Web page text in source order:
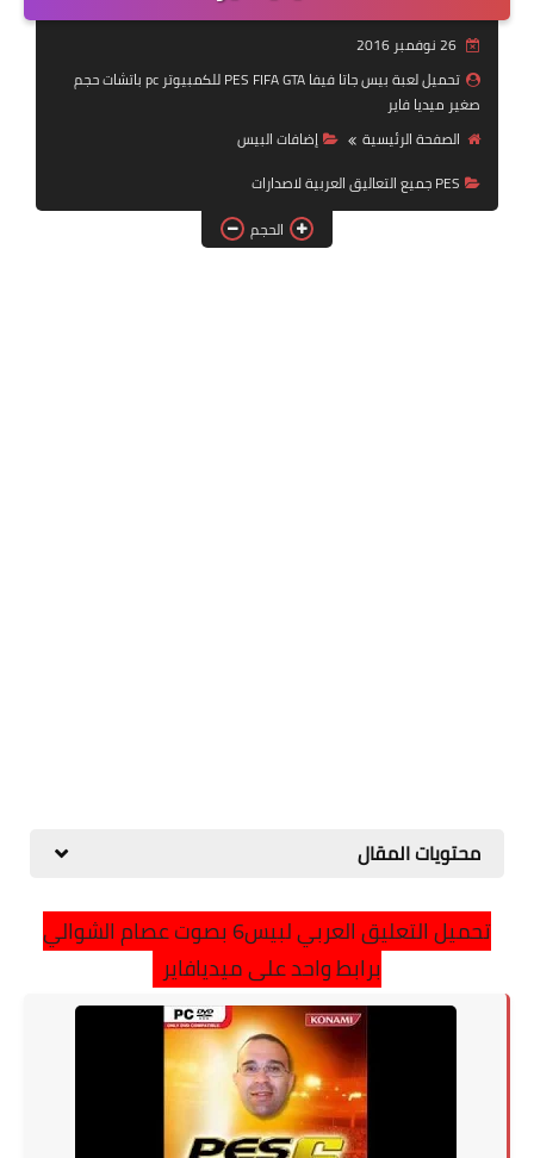
بلايستيشن PS2
26 نوفمبر 2016
تحميل لعبة بيس جاتا فيفا PES FIFA GTA للكمبيوتر pc باتشات حجم
صغير ميديا فاير
الصفحة الرئيسية
إضافات البيس
PES جميع التعاليق العربية لاصدارات
الحجم
محتويات المقال
تحميل التعليق العربي لبيس6 بصوت عصام الشوالي
برابط واحد على ميديافاير